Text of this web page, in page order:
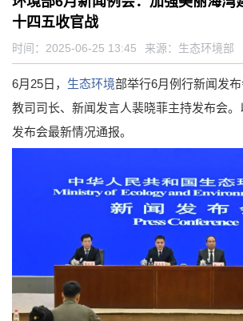
十四五收官战
时间：2025-06-25 13:45 来源： 生态环境部
6月25日， 生态环境部举行6月例行新闻发
教司司长、新闻发言人裴晓菲主持发布会。
发布会最新情况通报。